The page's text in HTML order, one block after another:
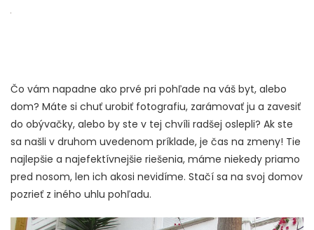
Čo vám napadne ako prvé pri pohľade na váš byt, alebo
dom? Máte si chuť urobiť fotografiu, zarámovať ju a zavesiť
do obývačky, alebo by ste v tej chvíli radšej oslepli? Ak ste
sa našli v druhom uvedenom príklade, je čas na zmeny! Tie
najlepšie a najefektívnejšie riešenia, máme niekedy priamo
pred nosom, len ich akosi nevidíme. Stačí sa na svoj domov
pozrieť z iného uhlu pohľadu.